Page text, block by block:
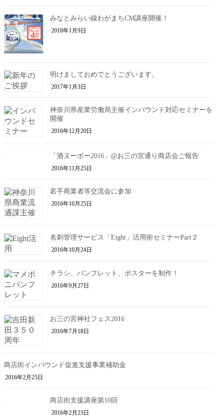
みなとみらい線わがまちCM講座開催！
2018年1月9日
明けましておめでとうございます。
2017年1月3日
神奈川県産業労働局主催インバウンド対応セミナーを
開催
2016年12月20日
「酒ヌーボー2016」@お三の宮通り商店会ご報告
2016年11月25日
若手商業者等交流会に参加
2016年10月25日
名刺管理サービス「Eight」活用術セミナーPart２
2016年10月24日
チラシ、パンフレット、ポスターを制作！
2016年9月27日
お三の宮神社フェス2016
2016年7月18日
商店街インバウンド促進支援事業補助金
2016年2月25日
商店街支援講座第10回
2016年2月23日